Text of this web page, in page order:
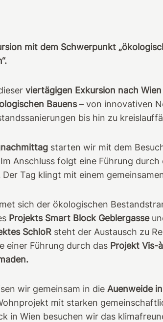
mit dem Schwerpunkt
viertägigen Exkursion nach Wien
Bauens– von innovativen
bis hin zu
starten wir mit dem
Im Anschluss folgt eine Führung
Der Tag klingt mit einem
sich der ökologischen
Projekts Smart Block Geblergasse
SchloR steht der Austausch zu
einer Führung durch das Projekt Vis-
wir gemeinsam in dieAuenweide
mit starken
in Wien besuchen wir das